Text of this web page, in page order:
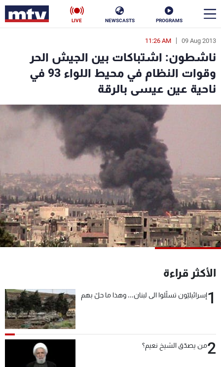
PROGRAMS
NEWSCASTS
LIVE
09 Aug 2013
11:26 AM
ناشطون: اشتباكات بين الجيش الحر
وقوات النظام في محيط اللواء 93 في
ناحية عين عيسى بالرقة
الأكثر قراءة
1إسرائيليّون تسلّلوا الى لبنان... وهذا ما حلّ بهم
2من يصدّق الشيخ نعيم؟
en
الأخبار
سياسة ناس
فن
رياضة
البرامج
جدول البرامج
شاهد البرامج
الترددات
عن MTV
لاعلاناتكم
شروط الإسـتخدام
سياسة الخصوصية